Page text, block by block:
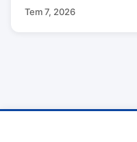
Tem 7, 2026